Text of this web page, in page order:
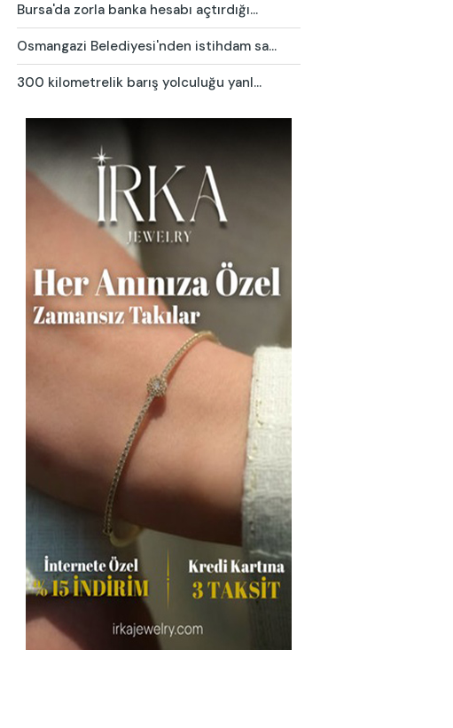
Bursa'da zorla banka hesabı açtırdığı...
Osmangazi Belediyesi'nden istihdam sa...
300 kilometrelik barış yolculuğu yanl...